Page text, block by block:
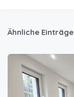
Ähnliche Einträge